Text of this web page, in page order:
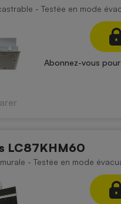
- Testée en mode
Abonnez-vous
LC87KHM60
- Testée en mode